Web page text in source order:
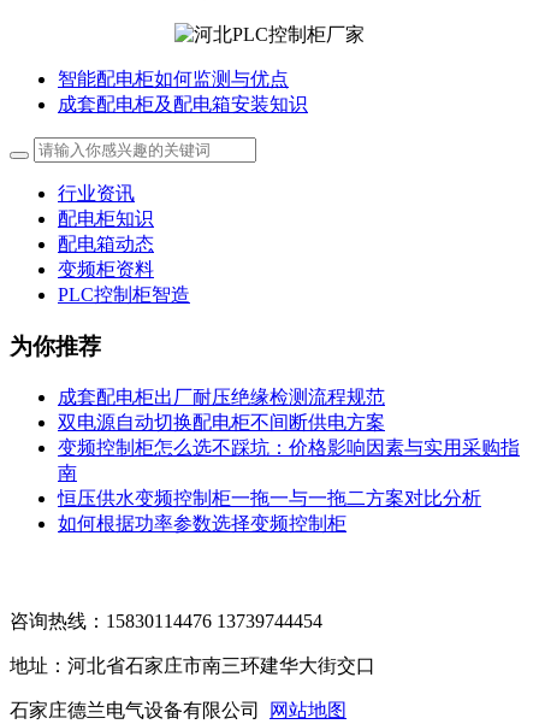
智能配电柜如何监测与优点
成套配电柜及配电箱安装知识
行业资讯
配电柜知识
配电箱动态
变频柜资料
PLC控制柜智造
为你推荐
成套配电柜出厂耐压绝缘检测流程规范
双电源自动切换配电柜不间断供电方案
变频控制柜怎么选不踩坑：价格影响因素与实用采购指
南
恒压供水变频控制柜一拖一与一拖二方案对比分析
如何根据功率参数选择变频控制柜
咨询热线：15830114476 13739744454
地址：河北省石家庄市南三环建华大街交口
石家庄德兰电气设备有限公司 网站地图